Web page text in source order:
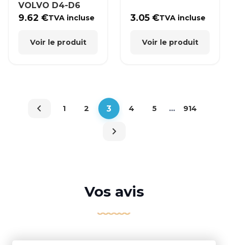
VOLVO D4-D6
9.62€TVA incluse
Voir le produit
3.05€TVA incluse
Voir le produit
1 2 3 4 5 … 914
Vos avis